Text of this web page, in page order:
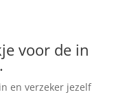
voor de in
en verzeker jezelf